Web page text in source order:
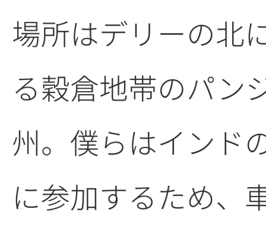
場所はデリーの北
る穀倉地帯のパン
州。僕らはインド
に参加するため、